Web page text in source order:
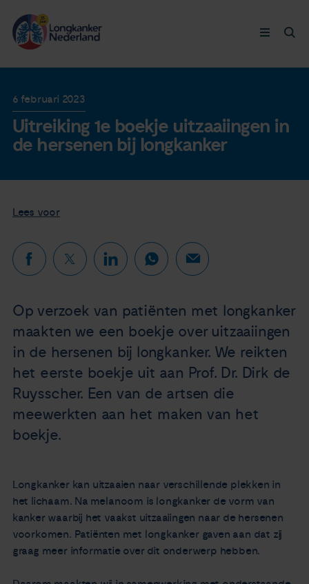
Nieuws
Agenda
Over ons
Zorgverleners
Contact
Longkanker
Leven met
Thymuskankers
Steun ons
6 februari 2023
Uitreiking 1e boekje uitzaaiingen in
de hersenen bij longkanker
Lees voor
Op verzoek van patiënten met longkanker
maakten we een boekje over uitzaaiingen
in de hersenen bij longkanker. We reikten
het eerste boekje uit aan Prof. Dr. Dirk de
Ruysscher. Een van de artsen die
meewerkten aan het maken van het
boekje.
Longkanker kan uitzaaien naar verschillende plekken in
het lichaam. Na melanoom is longkanker de vorm van
kanker waarbij het vaakst uitzaaiingen naar de hersenen
voorkomen. Patiënten met longkanker gaven aan dat zij
graag meer informatie over dit onderwerp hebben.